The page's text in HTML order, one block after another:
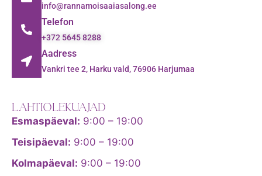
info@rannamoisaaiasalong.ee
Telefon
+372 5645 8288
Aadress
Vankri tee 2, Harku vald, 76906 Harjumaa
LAHTIOLEKUAJAD
Esmaspäeval: 9:00 – 19:00
Teisipäeval: 9:00 – 19:00
Kolmapäeval: 9:00 – 19:00